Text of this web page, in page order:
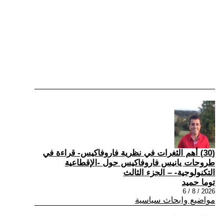
(30) أهم الثغرات في نظرية فاروفاكيس- قراءة في
طروحات يانيس فاروفاكيس حول -الإقطاعية
التكنولوجية- – الجزء الثالث
توما حميد
2026 / 8 / 6
مواضيع وابحاث سياسية